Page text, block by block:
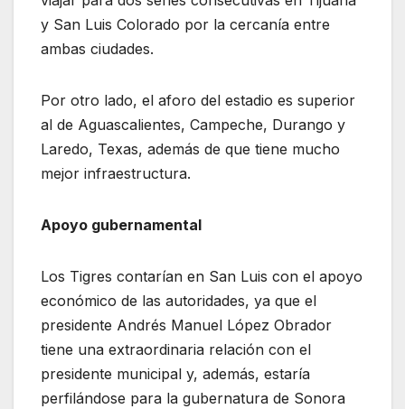
y San Luis Colorado por la cercanía entre
ambas ciudades.
Por otro lado, el aforo del estadio es superior
al de Aguascalientes, Campeche, Durango y
Laredo, Texas, además de que tiene mucho
mejor infraestructura.
Apoyo gubernamental
Los Tigres contarían en San Luis con el apoyo
económico de las autoridades, ya que el
presidente Andrés Manuel López Obrador
tiene una extraordinaria relación con el
presidente municipal y, además, estaría
perfilándose para la gubernatura de Sonora